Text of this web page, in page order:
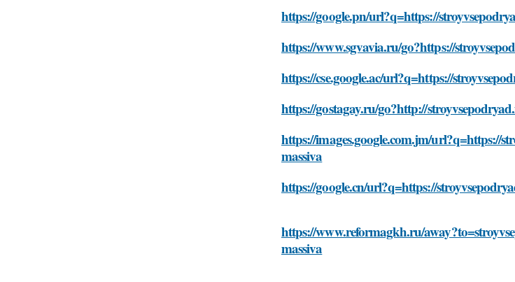
https://google.pn/url?q=https://
https://www.sgvavia.ru/go?https://
https://cse.google.ac/url?q=https://
https://gostagay.ru/go?http://
https://images.google.com.jm/url?q=https://
massiva
https://google.cn/url?q=https://
https://www.reformagkh.ru/
massiva